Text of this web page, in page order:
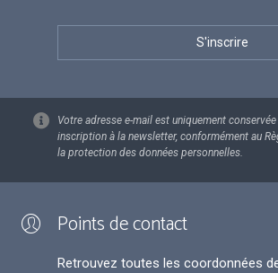
Votre adresse e-mail est uniquement
inscription à la newsletter, conformément au
la protection des données personnelles.
Points de contact
Retrouvez toutes les coordonnées